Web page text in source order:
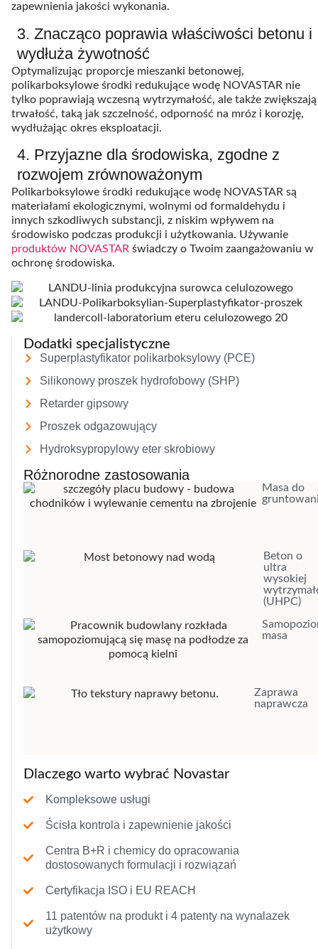
zapewnienia jakości wykonania.
3. Znacząco poprawia właściwości betonu i
wydłuża żywotność
Optymalizując proporcje mieszanki betonowej,
polikarboksylowe środki redukujące wodę NOVASTAR nie
tylko poprawiają wczesną wytrzymałość, ale także zwiększają
trwałość, taką jak szczelność, odporność na mróz i korozję,
wydłużając okres eksploatacji.
4. Przyjazne dla środowiska, zgodne z
rozwojem zrównoważonym
Polikarboksylowe środki redukujące wodę NOVASTAR są
materiałami ekologicznymi, wolnymi od formaldehydu i
innych szkodliwych substancji, z niskim wpływem na
środowisko podczas produkcji i użytkowania. Używanie
produktów NOVASTAR świadczy o Twoim zaangażowaniu w
ochronę środowiska.
Dodatki specjalistyczne
Superplastyfikator polikarboksylowy (PCE)
Silikonowy proszek hydrofobowy (SHP)
Retarder gipsowy
Proszek odgazowujący
Hydroksypropylowy eter skrobiowy
Różnorodne zastosowania
Masa do
Beton o
ultra
wysokiej
(UHPC)
masa
Zaprawa
naprawcza
Dlaczego warto wybrać Novastar
Kompleksowe usługi
Ścisła kontrola i zapewnienie jakości
Centra B+R i chemicy do opracowania
dostosowanych formulacji i rozwiązań
Certyfikacja ISO i EU REACH
11 patentów na produkt i 4 patenty na wynalazek
użytkowy